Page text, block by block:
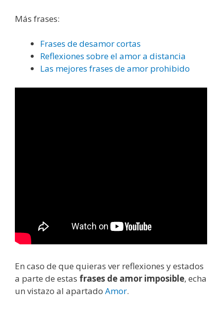
Más frases:
Frases de desamor cortas
Reflexiones sobre el amor a distancia
Las mejores frases de amor prohibido
En caso de que quieras ver reflexiones y estados
a parte de estas frases de amor imposible, echa
un vistazo al apartado Amor.